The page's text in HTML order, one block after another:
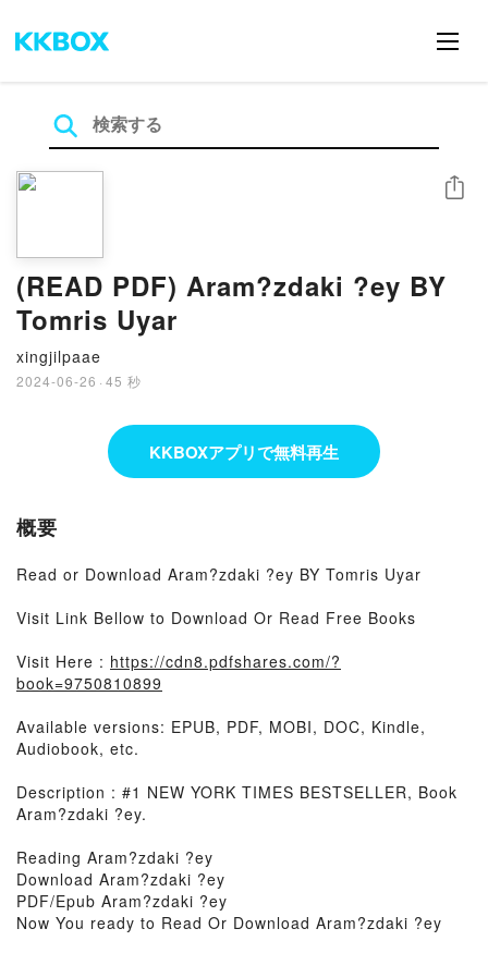
(READ PDF) Aram?zdaki ?ey BY
Tomris Uyar
xingjilpaae
2024-06-26 · 45 秒
シェア
KKBOXアプリで無料再生
概要
Read or Download Aram?zdaki ?ey BY Tomris Uyar
Visit Link Bellow to Download Or Read Free Books
Visit Here : https://cdn8.pdfshares.com/?
book=9750810899
Available versions: EPUB, PDF, MOBI, DOC, Kindle,
Audiobook, etc.
Description : #1 NEW YORK TIMES BESTSELLER, Book
Aram?zdaki ?ey.
Reading Aram?zdaki ?ey
Download Aram?zdaki ?ey
PDF/Epub Aram?zdaki ?ey
Now You ready to Read Or Download Aram?zdaki ?ey